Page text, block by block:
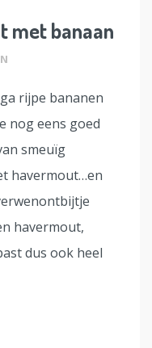
met banaan
rijpe bananen
nog eens goed
smeuïg
havermout…en
havermout,
dus ook heel